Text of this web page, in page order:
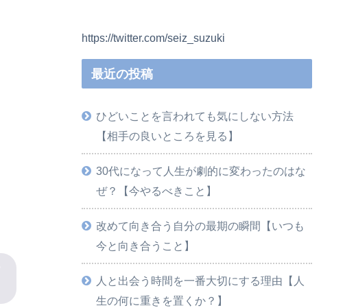
https://twitter.com/seiz_suzuki
最近の投稿
ひどいことを言われても気にしない方法
【相手の良いところを見る】
30代になって人生が劇的に変わったのはな
ぜ？【今やるべきこと】
改めて向き合う自分の最期の瞬間【いつも
今と向き合うこと】
人と出会う時間を一番大切にする理由【人
生の何に重きを置くか？】